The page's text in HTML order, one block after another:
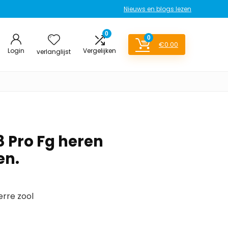
Nieuws en blogs lezen
Login verlanglijst
0
Vergelijken
0
€0.00
Pro Fg heren
zool